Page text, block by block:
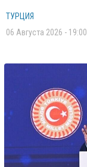
ТУРЦИЯ
06 Августа 2026 - 19:00